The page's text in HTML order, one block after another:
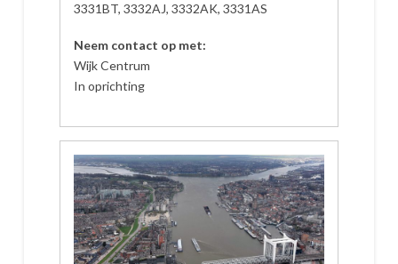
3331BT, 3332AJ, 3332AK, 3331AS
Neem contact op met:
Wijk Centrum
In oprichting